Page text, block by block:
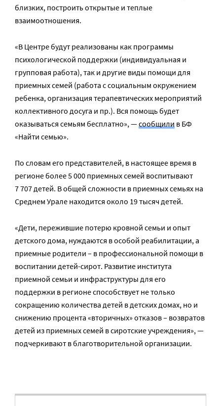
близких, построить открытые и теплые
взаимоотношения.
«В Центре будут реализованы как программы
психологической поддержки (индивидуальная и
групповая работа), так и другие виды помощи для
приемных семей (работа с социальным окружением
ребенка, организация терапевтических мероприятий
коллективного досуга и пр.). Вся помощь будет
оказываться семьям бесплатно», —сообщили в БФ
«Найти семью».
По словам его представителей, в настоящее время в
регионе более 5 000 приемных семей воспитывают
7 707 детей. В общей сложности в приемных семьях на
Среднем Урале находится около 19 тысяч детей.
«Дети, пережившие потерю кровной семьи и опыт
детского дома, нуждаются в особой реабилитации, а
приемные родители – в профессиональной помощи в
воспитании детей-сирот. Развитие института
приемной семьи и инфраструктуры для его
поддержки в регионе способствует не только
сокращению количества детей в детских домах, но и
снижению процента «вторичных» отказов – возвратов
детей из приемных семей в сиротские учреждения», —
подчеркивают в благотворительной организации.